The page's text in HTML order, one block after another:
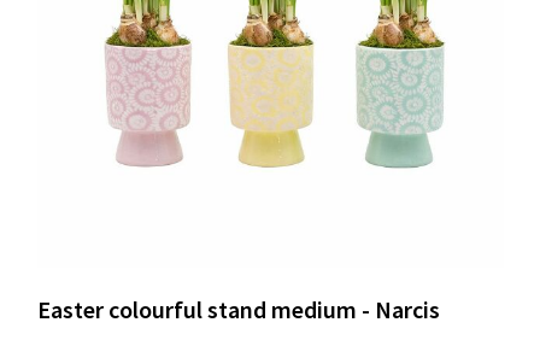
Easter colourful stand medium - Narcis